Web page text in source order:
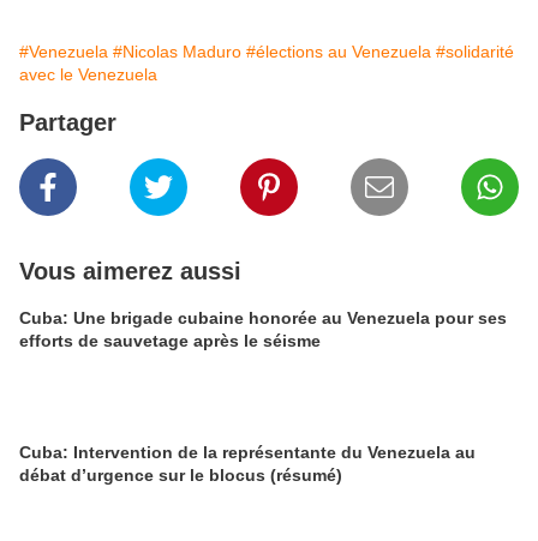
#Venezuela #Nicolas Maduro #élections au Venezuela #solidarité
avec le Venezuela
Partager
Vous aimerez aussi
Cuba: Une brigade cubaine honorée au Venezuela pour ses
efforts de sauvetage après le séisme
Cuba: Intervention de la représentante du Venezuela au
débat d’urgence sur le blocus (résumé)